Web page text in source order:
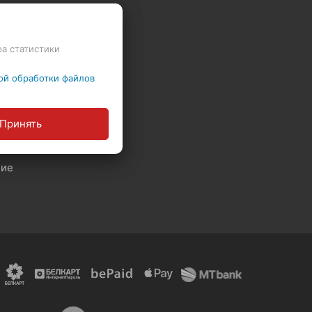
Политика в отношении обработки файлов Cookie
статистики
обработки файлов
Принять